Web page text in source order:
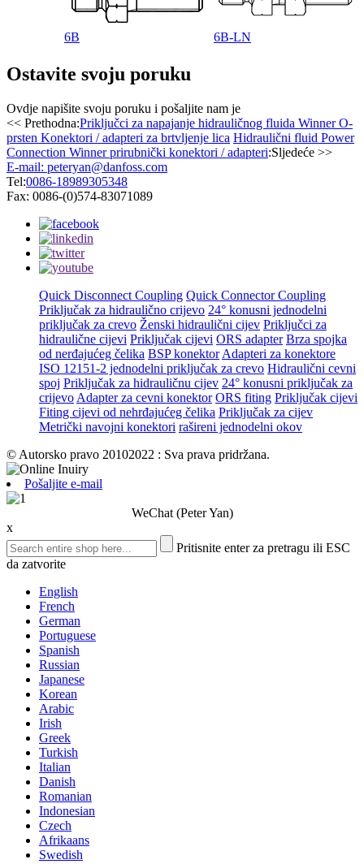
6B 6B-LN
Ostavite svoju poruku
Ovdje napišite svoju poruku i pošaljite nam je
<< Prethodna:Priključci za napajanje hidrauličnog fluida Winner O-
prsten Konektori / adapteri za brtvljenje lica Hidraulični fluid Power
Connection Winner prirubnički konektori / adapteri:Sljedeće >>
E-mail: peteryan@danfoss.com
Tel:0086-18989305348
Fax: 0086-(0)574-83071089
Quick Disconnect Coupling Quick Connector Coupling
Priključak za hidraulično crijevo 24° konusni jednodelni
priključak za crevo Ženski hidraulični cijev Priključci za
hidraulične cijevi Priključak cijevi ORS adapter Brza spojka
od nerđajućeg čelika BSP konektor Adapteri za konektore
ISO 12151-2 jednodelni priključak za crevo Hidraulični cevni
spoj Priključak za hidrauličnu cijev 24° konusni priključak za
crijevo Adapter za cevni konektor ORS fiting Priključak cijevi
Fiting cijevi od nehrđajućeg čelika Priključak za cijev
Metrički navojni konektori rašireni jednodelni okov
© Autorsko pravo 20102022 : Sva prava pridržana.
Pošaljite e-mail
WeChat (Peter Yan)
x
Pritisnite enter za pretragu ili ESC
da zatvorite
English
French
German
Portuguese
Spanish
Russian
Japanese
Korean
Arabic
Irish
Greek
Turkish
Italian
Danish
Romanian
Indonesian
Czech
Afrikaans
Swedish